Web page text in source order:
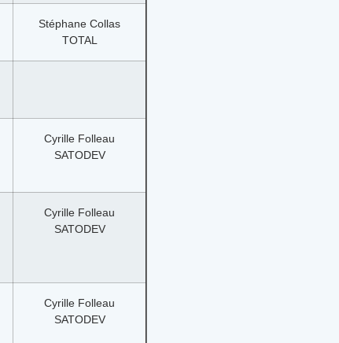
Stéphane Collas
TOTAL
Cyrille Folleau
SATODEV
Cyrille Folleau
SATODEV
Cyrille Folleau
SATODEV